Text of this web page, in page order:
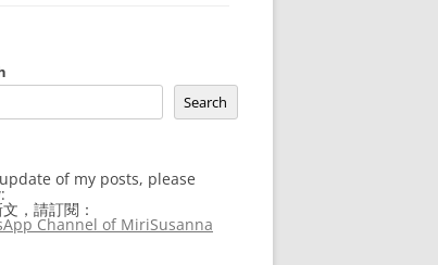
Search
of my posts, please
，請訂閱：
Channel of MiriSusanna